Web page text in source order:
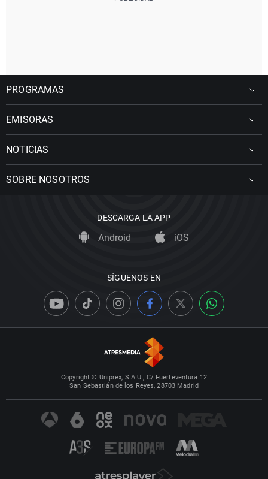
PROGRAMAS
EMISORAS
NOTICIAS
SOBRE NOSOTROS
DESCARGA LA APP
Android iOS
SÍGUENOS EN
Copyright © Uniprex, S.A.U., C/ Fuerteventura 12
San Sebastián de los Reyes, 28703 Madrid